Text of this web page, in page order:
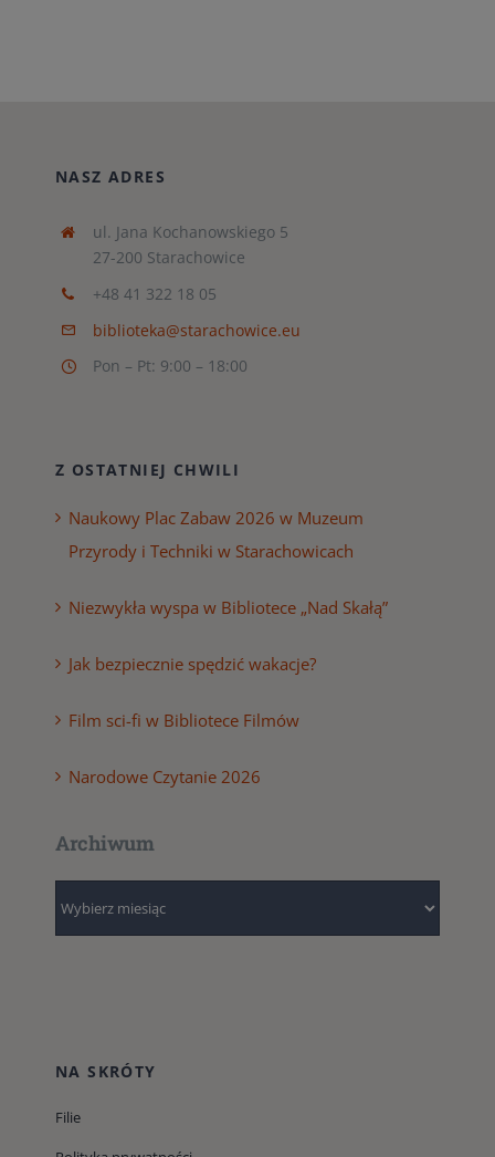
NASZ ADRES
ul. Jana Kochanowskiego 5
27-200 Starachowice
+48 41 322 18 05
biblioteka@starachowice.eu
Pon – Pt: 9:00 – 18:00
Z OSTATNIEJ CHWILI
Naukowy Plac Zabaw 2026 w Muzeum
Przyrody i Techniki w Starachowicach
Niezwykła wyspa w Bibliotece „Nad Skałą”
Jak bezpiecznie spędzić wakacje?
Film sci-fi w Bibliotece Filmów
Narodowe Czytanie 2026
Archiwum
NA SKRÓTY
Filie